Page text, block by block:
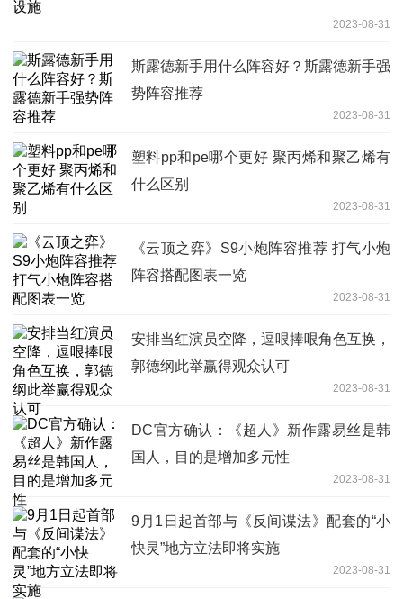
2023-08-31
斯露德新手用什么阵容好？斯露德新手强
势阵容推荐
2023-08-31
塑料pp和pe哪个更好 聚丙烯和聚乙烯有
什么区别
2023-08-31
《云顶之弈》S9小炮阵容推荐 打气小炮
阵容搭配图表一览
2023-08-31
安排当红演员空降，逗哏捧哏角色互换，
郭德纲此举赢得观众认可
2023-08-31
DC官方确认：《超人》新作露易丝是韩
国人，目的是增加多元性
2023-08-31
9月1日起首部与《反间谍法》配套的“小
快灵”地方立法即将实施
2023-08-31